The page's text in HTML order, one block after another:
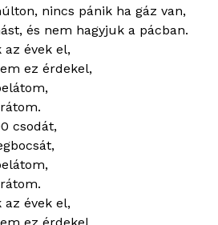
nincs pánik ha gáz van,
és nem hagyjuk a pácban.
az évek el,
ez érdekel,
csodát,
az évek el,
ez érdekel,